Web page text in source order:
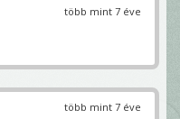
több mint 7 éve
több mint 7 éve